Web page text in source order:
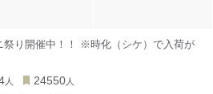
祭り開催中！！ ※時化（シケ）で入荷が
人 24550 人